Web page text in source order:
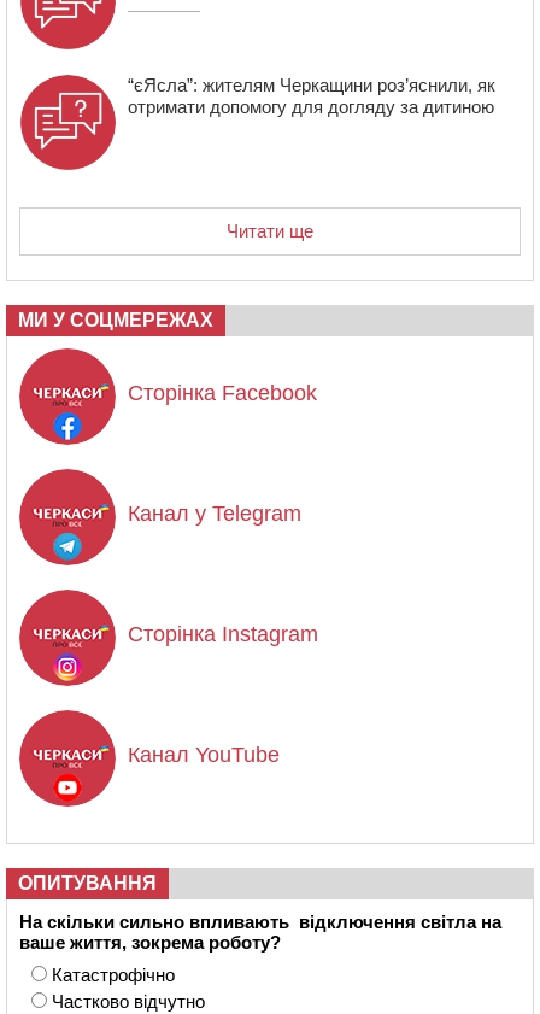
“єЯсла”: жителям Черкащини роз’яснили, як
отримати допомогу для догляду за дитиною
Читати ще
МИ У СОЦМЕРЕЖАХ
Сторінка Facebook
Канал у Telegram
Сторінка Instagram
Канал YouTube
ОПИТУВАННЯ
На скільки сильно впливають відключення світла на
ваше життя, зокрема роботу?
Катастрофічно
Частково відчутно